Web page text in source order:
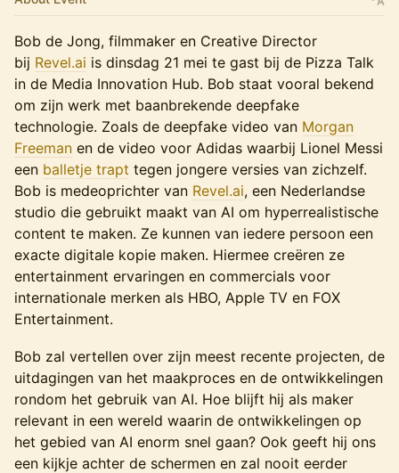
Bob de Jong, filmmaker en Creative Director
bij Revel.ai is dinsdag 21 mei te gast bij de Pizza Talk
in de Media Innovation Hub. Bob staat vooral bekend
om zijn werk met baanbrekende deepfake
technologie. Zoals de deepfake video van Morgan
Freeman en de video voor Adidas waarbij Lionel Messi
een balletje trapt tegen jongere versies van zichzelf.
Bob is medeoprichter van Revel.ai, een Nederlandse
studio die gebruikt maakt van AI om hyperrealistische
content te maken. Ze kunnen van iedere persoon een
exacte digitale kopie maken. Hiermee creëren ze
entertainment ervaringen en commercials voor
internationale merken als HBO, Apple TV en FOX
Entertainment.
Bob zal vertellen over zijn meest recente projecten, de
uitdagingen van het maakproces en de ontwikkelingen
rondom het gebruik van AI. Hoe blijft hij als maker
relevant in een wereld waarin de ontwikkelingen op
het gebied van AI enorm snel gaan? Ook geeft hij ons
een kijkje achter de schermen en zal nooit eerder